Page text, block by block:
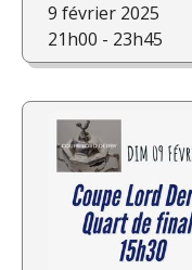
9 février 2025
21h00 - 23h45